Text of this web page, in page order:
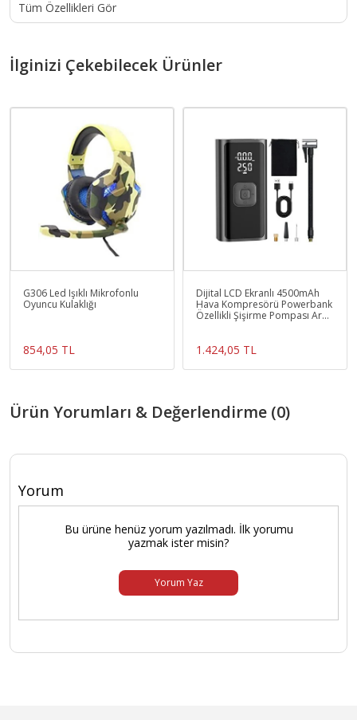
Garanti Süresi
Elektriksel Kalp Sensörü
Adımsayar
Suya/Toza Dayanıklılık
Var
Sesli Görüşme
Yok
Garanti Tipi
İthalatçı Garantili
Tüm Özellikleri Gör
İlginizi Çekebilecek Ürünler
G306 Led Işıklı Mikrofonlu
Oyuncu Kulaklığı
854,05 TL
Dijital LCD Ekranlı 4500mAh
Hava Kompresörü Powerbank
Özellikli Şişirme Pompası Araç
1.424,05 TL
Ürün Yorumları & Değerlendirme (0)
Yorum
Bu ürüne henüz yorum yazılmadı. İlk yorumu
yazmak ister misin?
Yorum Yaz